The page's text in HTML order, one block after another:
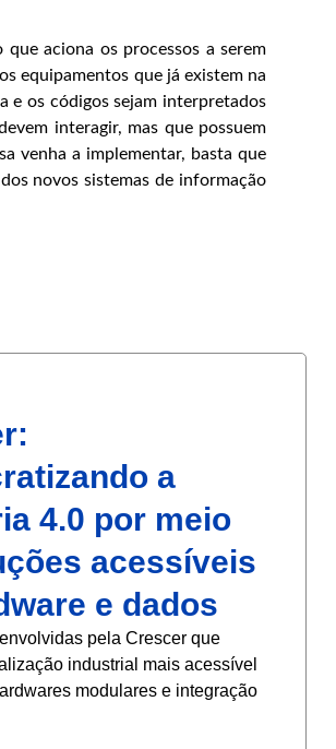
aciona os processos a serem
equipamentos que já existem na
e os códigos sejam interpretados
interagir, mas que possuem
venha a implementar, basta que
novos sistemas de informação
a
4.0 por meio
acessíveis
e dados
pela Crescer que
industrial mais acessível
modulares e integração